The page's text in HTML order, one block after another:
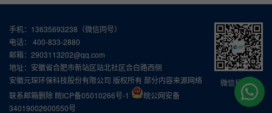
微信扫一扫
手机：13635693238（微信同号）
电话： 400-833-2880
邮箱：2903113202@qq.com
地址：安徽省合肥市新站区站北社区合白路西侧
安徽元琛环保科技股份有限公司 版权所有 部分内容来源网络
联系邮箱删除 皖ICP备05010266号-1
皖公网安备
34019002600550号